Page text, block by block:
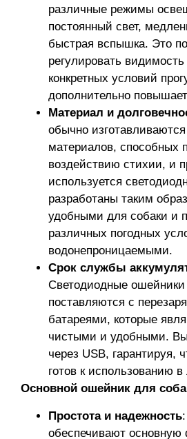
различные режимы
постоянный свет,
быстрая вспышка. Это
регулировать
конкретных условий
дополнительно
Материал и
обычно
материалов, способных
воздействию стихии, и
используется
разработаны таким
удобными для собаки и
различных погодных
водонепроницаемыми.
Срок службы
Светодиодные
поставляются с
батареями, которые
чистыми и удобными.
через USB, гарантируя,
готов к использованию
Основной ошейник для
Простота и надежность
обеспечивают